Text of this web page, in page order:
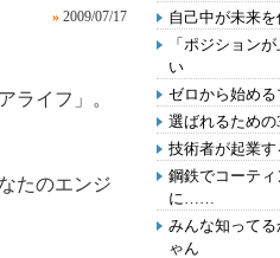
» 2009/07/17
ライフ」。
たのエンジ
自己中が未来を
「ポジション
い
ゼロから始め
選ばれるための
技術者が起業
鋼鉄でコーテ
に……
みんな知って
ゃん